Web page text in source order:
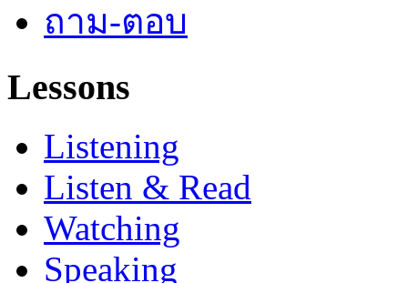
ถาม-ตอบ
Lessons
Listening
Listen & Read
Watching
Speaking